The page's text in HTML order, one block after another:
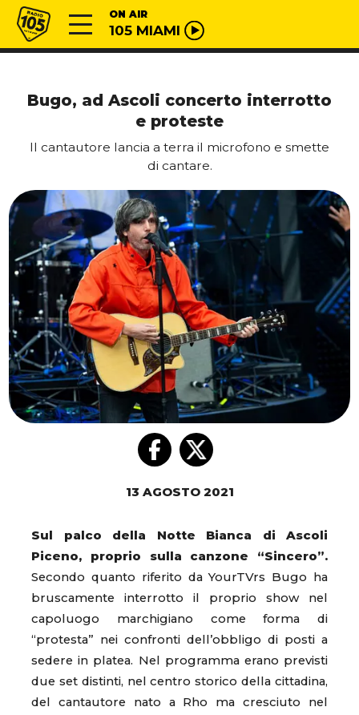
Vai al contenuto
Radio 105 ON AIR
105 MIAMI
Bugo, ad Ascoli concerto interrotto
e proteste
Il cantautore lancia a terra il microfono e smette
di cantare.
13 AGOSTO 2021
Sul palco della Notte Bianca di Ascoli
Piceno, proprio sulla canzone “Sincero”.
Secondo quanto riferito da YourTVrs Bugo ha
bruscamente interrotto il proprio show nel
capoluogo marchigiano come forma di
“protesta” nei confronti dell’obbligo di posti a
sedere in platea. Nel programma erano previsti
due set distinti, nel centro storico della cittadina,
del cantautore nato a Rho ma cresciuto nel